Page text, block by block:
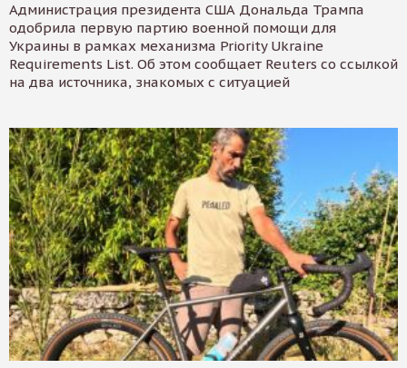
Администрация президента США Дональда Трампа
одобрила первую партию военной помощи для
Украины в рамках механизма Priority Ukraine
Requirements List. Об этом сообщает Reuters со ссылкой
на два источника, знакомых с ситуацией